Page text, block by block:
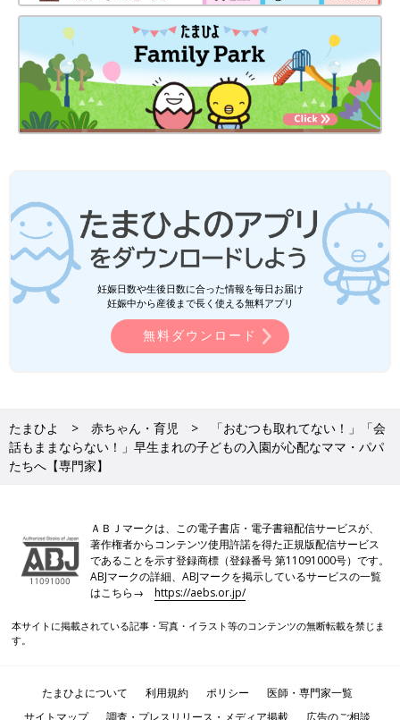
楽天ブックスで見る
子どもが幼稚園に行ったので久々に夫婦
二人きりになったのだが…[ハトコのドタ
バタ育児日記#97］
マンガ家・イラストレーターのハトコです。５
歳と３歳の元気な兄弟の子育て中！そんな私の
妊娠日数や生後日数に合った情報を毎日お届け
妊娠中から産後まで長く使える無料アプリ
無料ダウンロード
たまひよ 赤ちゃん・育児
「おむつも取れてない！」「会
話もままならない！」早生まれの子どもの入園が心配なママ・パパ
たちへ【専門家】
ＡＢＪマークは、この電子書店・電子書籍配信サービスが、
著作権者からコンテンツ使用許諾を得た正規版配信サービス
であることを示す登録商標（登録番号 第11091000号）です。
ABJマークの詳細、ABJマークを掲示しているサービスの一覧
はこちら→https://aebs.or.jp/
本サイトに掲載されている記事・写真・イラスト等のコンテンツの無断転載を禁じま
す。
たまひよについて 利用規約 ポリシー
医師・専門家一覧